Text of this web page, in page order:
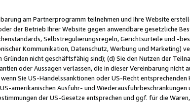
am Partnerprogramm teilnehmen und Ihre Website
der Betrieb Ihrer Website gegen anwendbare gesetzliche
Selbstregulierungsregeln, Gerichtsurteile und -
Kommunikation, Datenschutz, Werbung und Marketing)
nicht geschäftsfähig sind); (d) Sie den Nutzen der
oder Aussagen verlassen, die in dieser Vereinbarung nicht
Sie US-Handelssanktionen oder US-Recht entsprechenden
amerikanischen Ausfuhr- und
der US-Gesetze entsprechen und ggf. für die